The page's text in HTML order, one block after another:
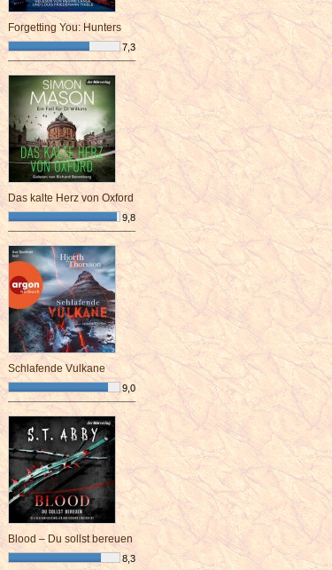
Forgetting You: Hunters
7,3
¯¯¯¯¯¯¯¯¯¯¯¯¯¯¯¯¯¯¯¯¯¯¯¯
Das kalte Herz von Oxford
9,8
¯¯¯¯¯¯¯¯¯¯¯¯¯¯¯¯¯¯¯¯¯¯¯¯
Schlafende Vulkane
9,0
¯¯¯¯¯¯¯¯¯¯¯¯¯¯¯¯¯¯¯¯¯¯¯¯
Blood – Du sollst bereuen
8,3